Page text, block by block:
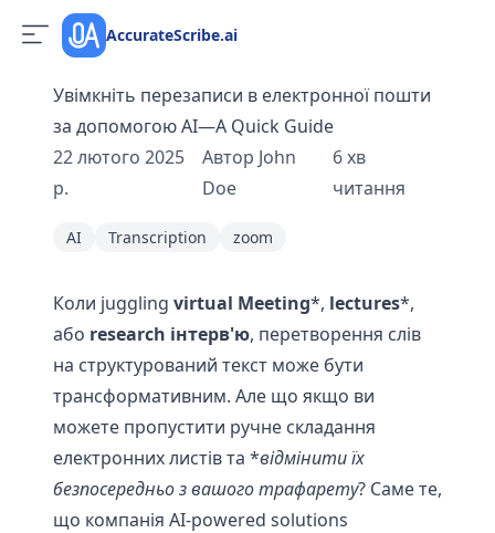
AccurateScribe.ai
Увімкніть перезаписи в електронної пошти
за допомогою AI—A Quick Guide
22 лютого 2025
р.
Автор John
Doe
6хв
читання
AI Transcription zoom
Коли juggling virtual Meeting*, lectures*,
або research інтерв'ю, перетворення слів
на структурований текст може бути
трансформативним. Але що якщо ви
можете пропустити ручне складання
електронних листів та *відмінити їх
безпосередньо з вашого трафарету? Саме те,
що компанія AI-powered solutions